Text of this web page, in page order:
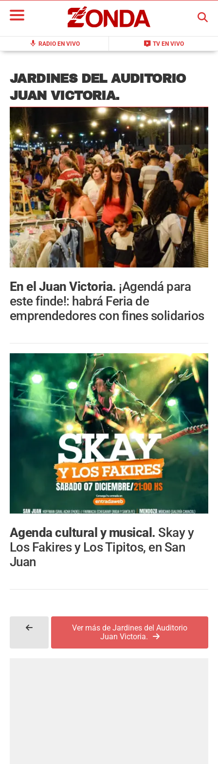
mic RADIO EN VIVO live_tv TV EN VIVO
BUSCAR
JARDINES DEL AUDITORIO
JUAN VICTORIA.
En el Juan Victoria. ¡Agendá para
este finde!: habrá Feria de
emprendedores con fines solidarios
Agenda cultural y musical. Skay y
Los Fakires y Los Tipitos, en San
Juan
Ver más de Jardines del Auditorio
Juan Victoria.